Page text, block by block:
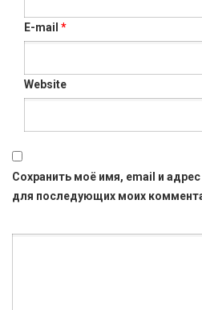
E-mail *
Website
Сохранить моё имя, email и адрес
для последующих моих